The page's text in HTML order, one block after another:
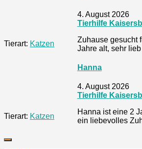
Tierart: Katzen
4. August 2026
Tierhilfe
Zuhause gesucht
Jahre alt, sehr
Tierart: Katzen
Hanna
4. August 2026
Tierhilfe
Hanna ist eine 2
ein liebevolles